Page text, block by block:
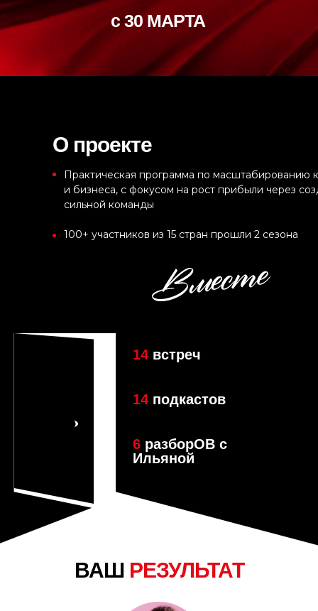
с 30 МАРТА
О проекте
ВАШ РЕЗУЛЬТАТ
Практическая программа по масштабированию
и бизнеса, с фокусом на рост прибыли через
сильной команды
100+ участников из 15 стран прошли 2 сезона
14 встреч
14 подкастов
6 разборОВ с
Ильяной